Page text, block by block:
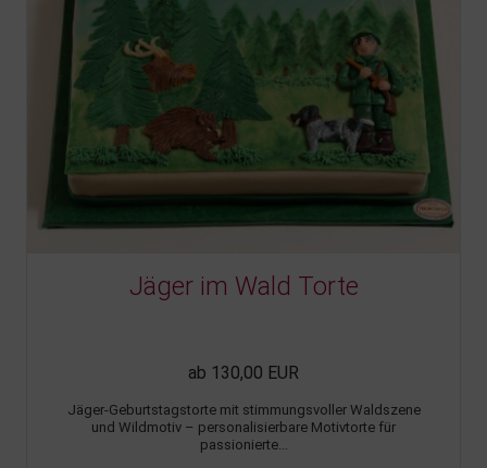
Jäger im Wald Torte
ab 130,00 EUR
Jäger-Geburtstagstorte mit stimmungsvoller Waldszene
und Wildmotiv – personalisierbare Motivtorte für
passionierte...